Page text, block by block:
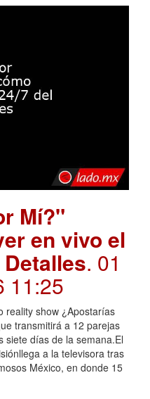
Mí?"
en vivo el
. 01
11:25
reality show ¿Apostarías
transmitirá a 12 parejas
siete días de la semana.El
a la televisora tras
México, en donde 15